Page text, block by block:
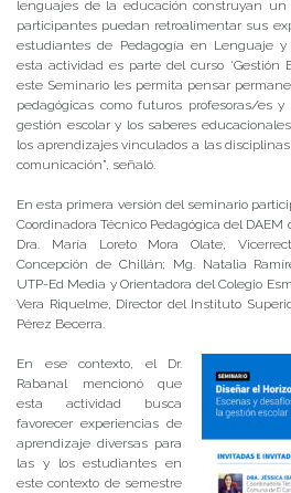
lenguajes de la educación construyan
participantes puedan retroalimentar sus
estudiantes de Pedagogía en Lenguaje
esta actividad es parte del curso ‘Gestión
este Seminario les permita pensar
pedagógicas como futuros profesoras/es
gestión escolar y los saberes
los aprendizajes vinculados a las
comunicación”, señaló.
En esta primera versión del seminario
Coordinadora Técnico Pedagógica del
Dra. María Loreto Mora Olate,
Concepción de Chillán; Mg. Natalia
UTP-Ed Media y Orientadora del Colegio
Vera Riquelme, Director del Instituto
Pérez Becerra.
En ese contexto, el Dr.
Rabanal mencionó que
esta actividad busca
favorecer experiencias de
aprendizaje diversas para
las y los estudiantes en
este contexto de semestre